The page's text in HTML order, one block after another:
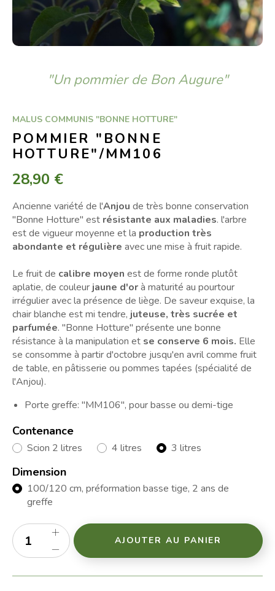
"Un pommier de Bon Augure"
MALUS COMMUNIS "BONNE HOTTURE"
POMMIER "BONNE
HOTTURE"/MM106
28,90 €
Ancienne variété de l'Anjou de très bonne conservation
"Bonne Hotture" est résistante aux maladies. l'arbre
est de vigueur moyenne et la production très
abondante et régulière avec une mise à fruit rapide.
Le fruit de calibre moyen est de forme ronde plutôt
aplatie, de couleur jaune d'orà maturité au pourtour
irrégulier avec la présence de liège. De saveur exquise, la
chairblanche est mi tendre, juteuse, très sucrée et
parfumée. "Bonne Hotture" présente une bonne
résistance à la manipulation et se conserve 6 mois. Elle
se consomme à partir d'octobre jusqu'en avril comme fruit
de table, en pâtisserie ou pommes tapées (spécialité de
l'Anjou).
Porte greffe: "MM106", pour basse ou demi-tige
Contenance
Scion 2 litres 4 litres 3 litres
Dimension
100/120 cm, préformation basse tige, 2 ans de
greffe
AJOUTER AU PANIER